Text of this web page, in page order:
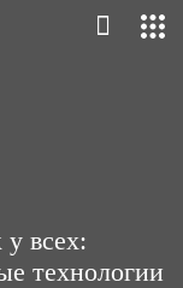
всех:
технологии